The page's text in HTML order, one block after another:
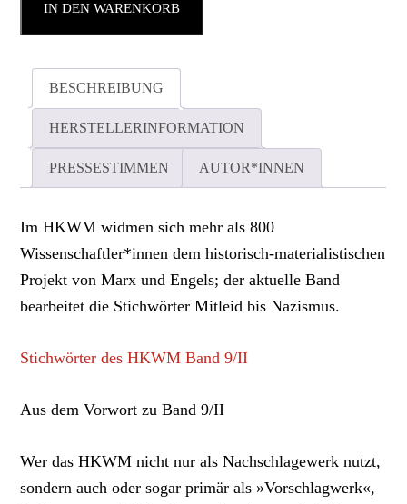
IN DEN WARENKORB
BESCHREIBUNG
HERSTELLERINFORMATION
PRESSESTIMMEN AUTOR*INNEN
Im HKWM widmen sich mehr als 800
Wissenschaftler*innen dem historisch-materialistischen
Projekt von Marx und Engels; der aktuelle Band
bearbeitet die Stichwörter Mitleid bis Nazismus.
Stichwörter des HKWM Band 9/II
Aus dem Vorwort zu Band 9/II
Wer das HKWM nicht nur als Nachschlagewerk nutzt,
sondern auch oder sogar primär als »Vorschlagwerk«,